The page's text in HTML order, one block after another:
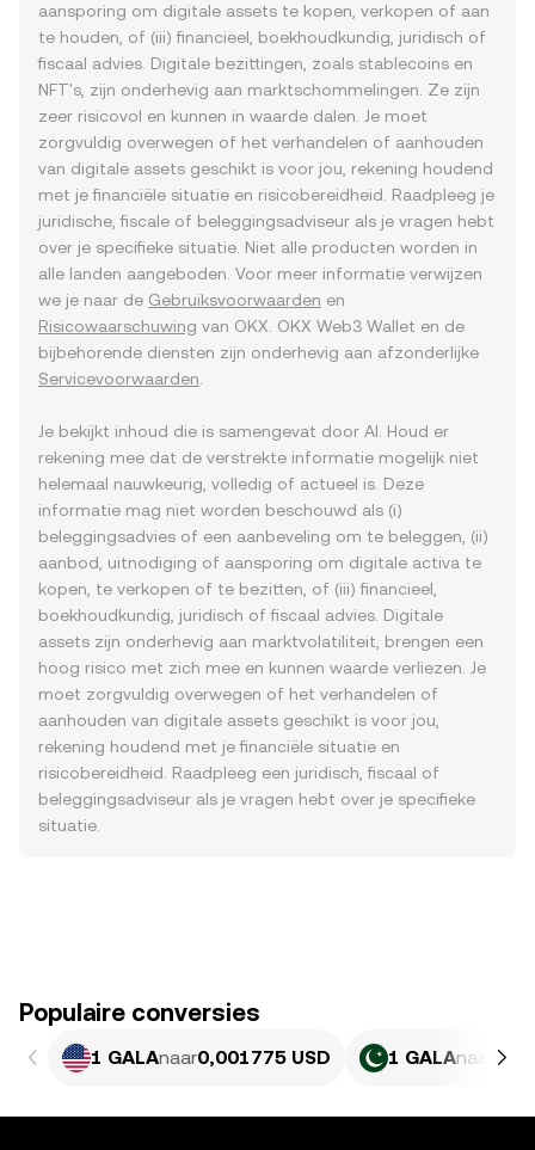
aansporing om digitale assets te kopen, verkopen of aan
te houden, of (iii) financieel, boekhoudkundig, juridisch of
fiscaal advies. Digitale bezittingen, zoals stablecoins en
NFT's, zijn onderhevig aan marktschommelingen. Ze zijn
zeer risicovol en kunnen in waarde dalen. Je moet
zorgvuldig overwegen of het verhandelen of aanhouden
van digitale assets geschikt is voor jou, rekening houdend
met je financiële situatie en risicobereidheid. Raadpleeg je
juridische, fiscale of beleggingsadviseur als je vragen hebt
over je specifieke situatie. Niet alle producten worden in
alle landen aangeboden. Voor meer informatie verwijzen
we je naar de Gebruiksvoorwaarden en
Risicowaarschuwing van OKX. OKX Web3 Wallet en de
bijbehorende diensten zijn onderhevig aan afzonderlijke
Servicevoorwaarden
Je bekijkt inhoud die is samengevat door AI. Houd er
rekening mee dat de verstrekte informatie mogelijk niet
helemaal nauwkeurig, volledig of actueel is. Deze
informatie mag niet worden beschouwd als (i)
beleggingsadvies of een aanbeveling om te beleggen, (ii)
aanbod, uitnodiging of aansporing om digitale activa te
kopen, te verkopen of te bezitten, of (iii) financieel,
boekhoudkundig, juridisch of fiscaal advies. Digitale
assets zijn onderhevig aan marktvolatiliteit, brengen een
hoog risico met zich mee en kunnen waarde verliezen. Je
moet zorgvuldig overwegen of het verhandelen of
aanhouden van digitale assets geschikt is voor jou,
rekening houdend met je financiële situatie en
risicobereidheid. Raadpleeg een juridisch, fiscaal of
beleggingsadviseur als je vragen hebt over je specifieke
situatie.
Populaire conversies
1 GALAnaar0,001775 USD 1 GALAnaar